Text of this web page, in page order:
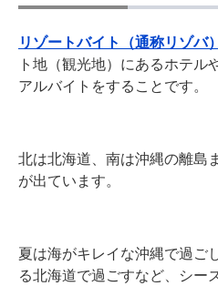
リゾートバイト（通称リゾバ）
ト地（観光地）にあるホテル
アルバイトをすることです。
北は北海道、南は沖縄の離島
が出ています。
夏は海がキレイな沖縄で過ご
る北海道で過ごすなど、シー